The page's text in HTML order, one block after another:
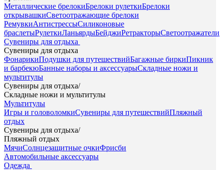
Металлические брелокиБрелоки рулеткиБрелоки
открывашкиСветоотражающие брелоки
РемувкиАнтистрессыСиликоновые
браслетыРулеткиЛаньярдыБейджиРетракторыСветоотражатели
Сувениры для отдыха
Сувениры для отдыха
ФонарикиПодушки для путешествийБагажные биркиПикник
и барбекюБанные наборы и аксессуарыСкладные ножи и
мультитулы
Сувениры для отдыха/
Складные ножи и мультитулы
Мультитулы
Игры и головоломкиСувениры для путешествийПляжный
отдых
Сувениры для отдыха/
Пляжный отдых
МячиСолнцезащитные очкиФрисби
Автомобильные аксессуары
Одежда